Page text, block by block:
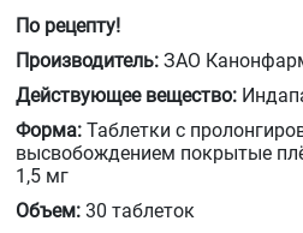
По рецепту!
Производитель: ЗАО
Действующее вещество:
Форма: Таблетки с
высвобождением покрытые
1,5 мг
Объем: 30 таблеток